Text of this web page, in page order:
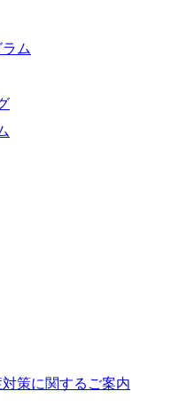
ム
策に関するご案内